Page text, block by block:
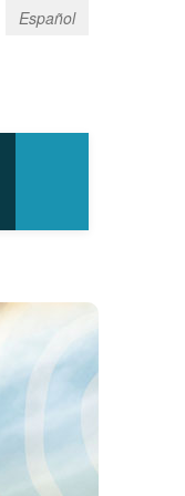
Español